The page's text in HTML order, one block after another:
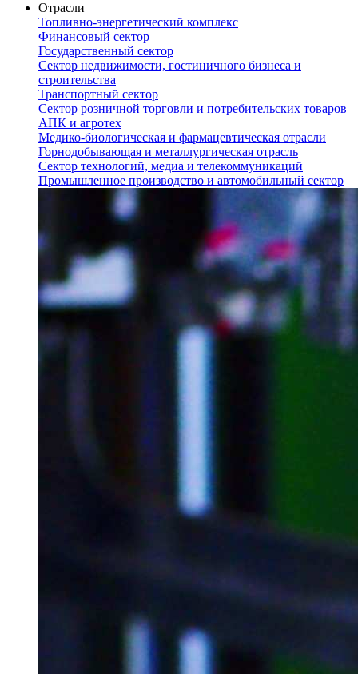
Отрасли
Топливно-энергетический комплекс
Финансовый сектор
Государственный сектор
Сектор недвижимости, гостиничного бизнеса и
строительства
Транспортный сектор
Сектор розничной торговли и потребительских товаров
АПК и агротех
Медико-биологическая и фармацевтическая отрасли
Горнодобывающая и металлургическая отрасль
Сектор технологий, медиа и телекоммуникаций
Промышленное производство и автомобильный сектор